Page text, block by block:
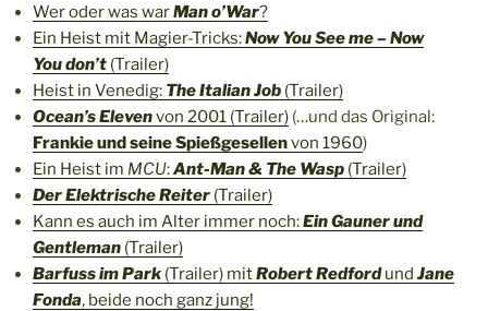
Wer oder was warMan o’War?
Ein Heist mit Magier-Tricks:Now You See me – Now
You don’t (Trailer)
Heist in Venedig: The Italian Job (Trailer)
Ocean’s Elevenvon 2001 (Trailer) (…und das Original:
Frankie und seine Spießgesellenvon 1960)
Ein Heist im MCU:Ant-Man & The Wasp (Trailer)
Der Elektrische Reiter (Trailer)
Kann es auch im Alter immer noch:Ein Gauner und
Gentleman (Trailer)
Barfuss im Park (Trailer) mitRobert Redfordund Jane
Fonda, beide noch ganz jung!